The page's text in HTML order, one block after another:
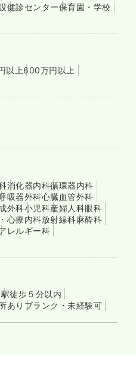
健診センター保育園・学校
以上600万円以上
消化器内科循環器内科
吸器外科心臓血管外科
外科小児科産婦人科眼科
心療内科放射線科麻酔科
レルギー科
駅徒歩５分以内
あり ブランク・未経験可